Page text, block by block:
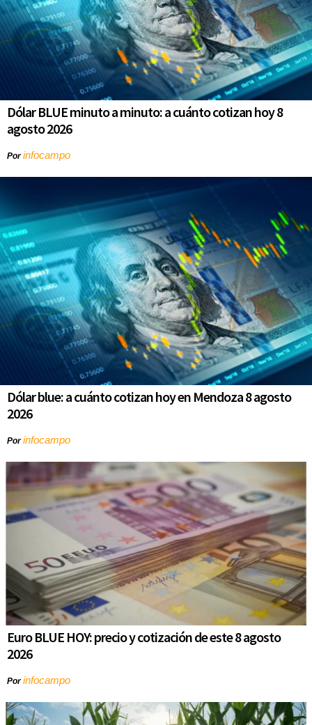
Dólar BLUE minuto a minuto: a cuánto cotizan hoy 8
agosto 2026
Porinfocampo
Dólar blue: a cuánto cotizan hoy en Mendoza 8 agosto
2026
Porinfocampo
Euro BLUE HOY: precio y cotización de este 8 agosto
2026
Porinfocampo